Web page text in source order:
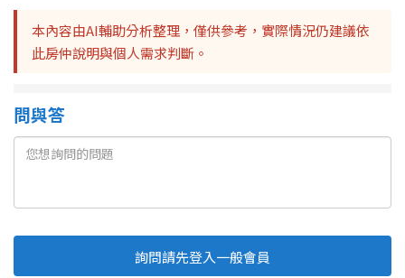
本內容由AI輔助分析整理，僅供參考，實際情況仍建議依
此房仲說明與個人需求判斷。
問與答
詢問請先登入一般會員